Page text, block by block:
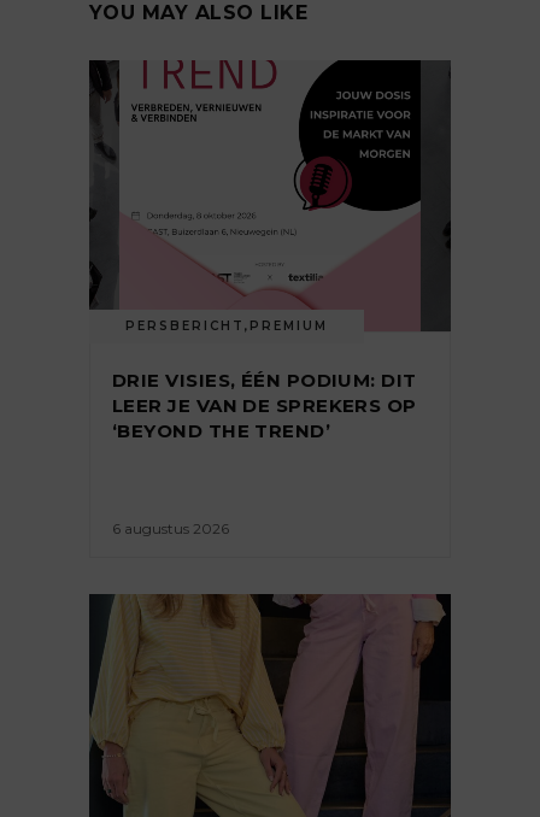
YOU MAY ALSO LIKE
PERSBERICHT , PREMIUM
DRIE VISIES, ÉÉN PODIUM: DIT
LEER JE VAN DE SPREKERS OP
‘BEYOND THE TREND’
6 augustus 2026